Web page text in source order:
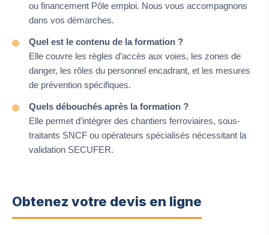
ou financement Pôle emploi. Nous vous accompagnons
dans vos démarches.
Quel est le contenu de la formation ?
Elle couvre les règles d’accès aux voies, les zones de
danger, les rôles du personnel encadrant, et les mesures
de prévention spécifiques.
Quels débouchés après la formation ?
Elle permet d’intégrer des chantiers ferroviaires, sous-
traitants SNCF ou opérateurs spécialisés nécessitant la
validation SECUFER.
Obtenez votre devis en ligne